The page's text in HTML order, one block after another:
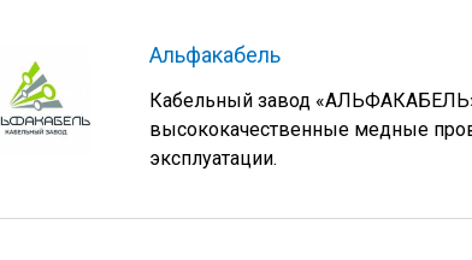
Альфакабель
Кабельный завод
высококачественные медные
эксплуатации.